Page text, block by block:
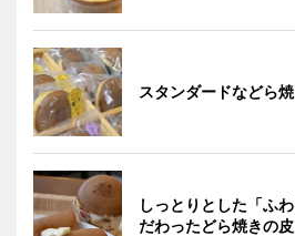
スタンダードなどら
しっとりとした「ふ
だわったどら焼きの皮